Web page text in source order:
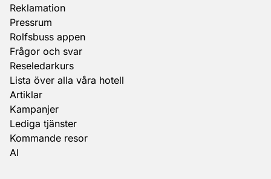
Reklamation
Pressrum
Rolfsbuss appen
Frågor och svar
Reseledarkurs
Lista över alla våra hotell
Artiklar
Kampanjer
Lediga tjänster
Kommande resor
AI